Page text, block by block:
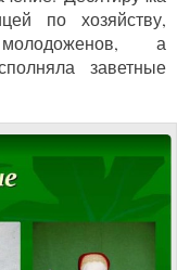
по хозяйству,
а
заветные